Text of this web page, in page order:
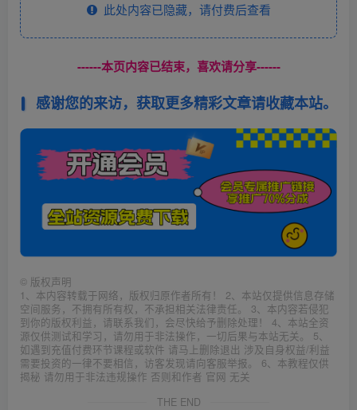
此处内容已隐藏，请付费后查看
------本页内容已结束，喜欢请分享------
感谢您的来访，获取更多精彩文章请收藏本站。
© 版权声明
1、本内容转载于网络，版权归原作者所有！ 2、本站仅提供信息存储
空间服务，不拥有所有权，不承担相关法律责任。 3、本内容若侵犯
到你的版权利益，请联系我们，会尽快给予删除处理！ 4、本站全资
源仅供测试和学习，请勿用于非法操作，一切后果与本站无关。 5、
如遇到充值付费环节课程或软件 请马上删除退出 涉及自身权益/利益
需要投资的一律不要相信，访客发现请向客服举报。 6、本教程仅供
揭秘 请勿用于非法违规操作 否则和作者 官网 无关
THE END